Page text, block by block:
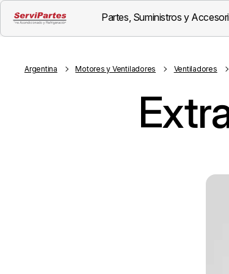
Partes, Suministros y
Argentina Motores y Ventiladores Ventiladores
Visión General Descripción